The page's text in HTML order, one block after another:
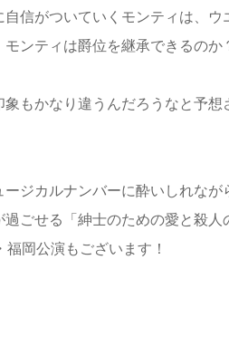
信がついていくモンティは、ウ
ンティは爵位を継承できるのか
もかなり違うんだろうなと予想
ジカルナンバーに酔いしれなが
ごせる「紳士のための愛と殺人
岡公演もございます！